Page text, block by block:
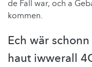
de Fall war, och a
kommen.
Ech wär
haut iwwerall